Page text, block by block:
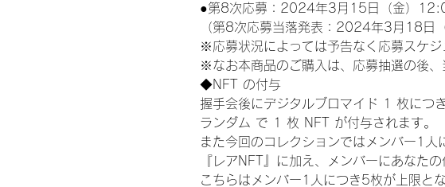
●第8次応募：2024年3月15日（金）
（第8次応募当落発表：2024年3月18日（
※応募状況によっては予告なく応募スケジ
※なお本商品のご購入は、応募抽選の後、
◆NFT の付与
握手会後にデジタルブロマイド 1 枚につ
ランダム で 1 枚 NFT が付与されます。
また今回のコレクションではメンバー1
『レアNFT』に加え、メンバーにあなた
こちらはメンバー1人につき5枚が上限と